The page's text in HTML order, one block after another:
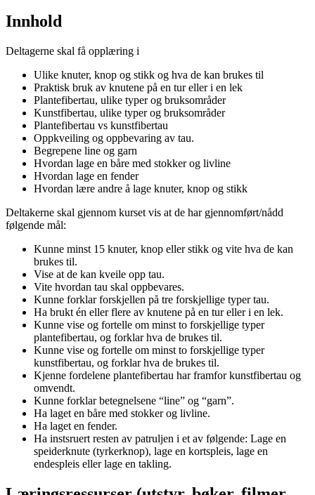
Innhold
Deltagerne skal få opplæring i
Ulike knuter, knop og stikk og hva de kan brukes til
Praktisk bruk av knutene på en tur eller i en lek
Plantefibertau, ulike typer og bruksområder
Kunstfibertau, ulike typer og bruksområder
Plantefibertau vs kunstfibertau
Oppkveiling og oppbevaring av tau.
Begrepene line og garn
Hvordan lage en båre med stokker og livline
Hvordan lage en fender
Hvordan lære andre å lage knuter, knop og stikk
Deltakerne skal gjennom kurset vis at de har gjennomført/nådd
følgende mål:
Kunne minst 15 knuter, knop eller stikk og vite hva de kan
brukes til.
Vise at de kan kveile opp tau.
Vite hvordan tau skal oppbevares.
Kunne forklar forskjellen på tre forskjellige typer tau.
Ha brukt én eller flere av knutene på en tur eller i en lek.
Kunne vise og fortelle om minst to forskjellige typer
plantefibertau, og forklar hva de brukes til.
Kunne vise og fortelle om minst to forskjellige typer
kunstfibertau, og forklar hva de brukes til.
Kjenne fordelene plantefibertau har framfor kunstfibertau og
omvendt.
Kunne forklar betegnelsene “line” og “garn”.
Ha laget en båre med stokker og livline.
Ha laget en fender.
Ha instsruert resten av patruljen i et av følgende: Lage en
speiderknute (tyrkerknop), lage en kortspleis, lage en
endespleis eller lage en takling.